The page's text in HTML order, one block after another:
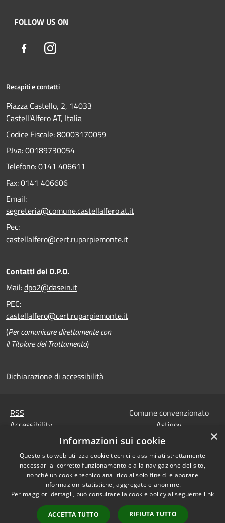
FOLLOW US ON
FacebookInstagram
Recapiti e contatti
Piazza Castello, 2, 14033
Castell'Alfero AT, Italia
Codice Fiscale: 80003170059
P.Iva: 00189730054
Telefono:0141 406611
Fax:0141 406606
Email:
segreteria@comune.castellalfero.at.it
Pec:
castellalfero@cert.ruparpiemonte.it
Contatti del D.P.O.
Mail:dpo2@dasein.it
PEC:
castellalfero@cert.ruparpiemonte.it
(Per comunicare direttamente con
il Titolare del Trattamento)
Dichiarazione di accessibilità
RSS
Accessibility
Sitemap
Codice Univoco IPA,
Tesoreria e Coordinate
bancarie
Dati di contatto DPO
Comune convenzionato
Astigov
Progetto|Convenzione
Adesioni
•Accesso redazione
×
Informazioni sui cookie
Questo sito web utilizza cookie tecnici e assimilati strettamente
necessari al corretto funzionamento e alla navigazione del sito,
nonché un cookie tecnico analitico al solo fine di elaborare
informazioni statistiche, aggregate e anonime.
Per maggiori dettagli, può consultare la cookie policy al seguente link
ACCETTA TUTTO RIFIUTA TUTTO